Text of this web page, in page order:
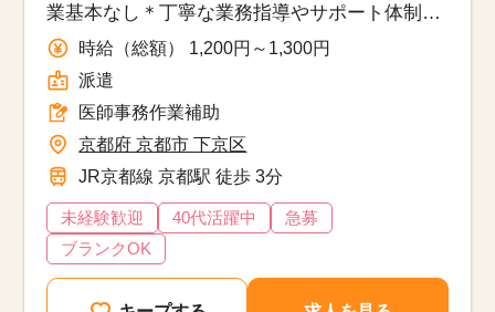
業基本なし＊丁寧な業務指導やサポート体制が
あります！
時給（総額） 1,200円～1,300円
派遣
医師事務作業補助
京都府 京都市 下京区
JR京都線 京都駅 徒歩 3分
未経験歓迎 40代活躍中
急募
ブランクOK